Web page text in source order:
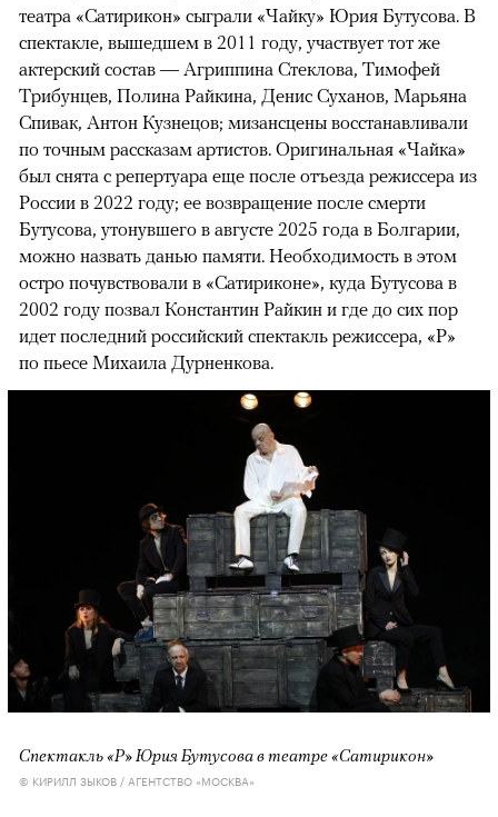
театра «Сатирикон» сыграли «Чайку» Юрия Бутусова. В
спектакле, вышедшем в 2011 году, участвует тот же
актерский состав — Агриппина Стеклова, Тимофей
Трибунцев, Полина Райкина, Денис Суханов, Марьяна
Спивак, Антон Кузнецов; мизансцены восстанавливали
по точным рассказам артистов. Оригинальная «Чайка»
был снята с репертуара еще после отъезда режиссера из
России в 2022 году; ее возвращение после смерти
Бутусова, утонувшего в августе 2025 года в Болгарии,
можно назвать данью памяти. Необходимость в этом
остро почувствовали в «Сатириконе», куда Бутусова в
2002 году позвал Константин Райкин и где до сих пор
идет последний российский спектакль режиссера, «Р»
по пьесе Михаила Дурненкова.
Спектакль «Р» Юрия Бутусова в театре «Сатирикон»
© КИРИЛЛ ЗЫКОВ / АГЕНТСТВО «МОСКВА»